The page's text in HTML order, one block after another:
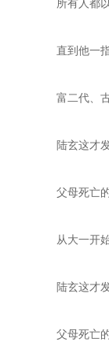
所有人都
直到他一
富二代、
陆玄这才
父母死亡
从大一开
陆玄这才
父母死亡